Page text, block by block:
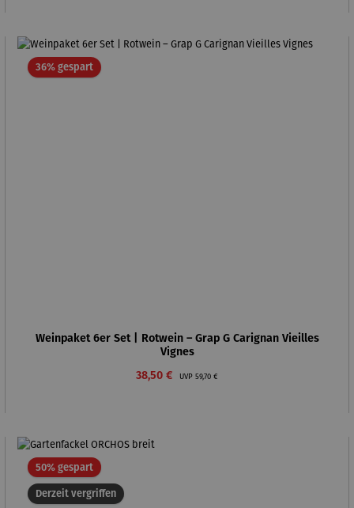
36% gespartRabatt
Weinpaket 6er Set | Rotwein – Grap G Carignan Vieilles
Vignes
Verkaufspreis:
38,50 € UVP Regulärer Preis:
59,70 €
Derzeit vergriffen
50% gespartRabatt